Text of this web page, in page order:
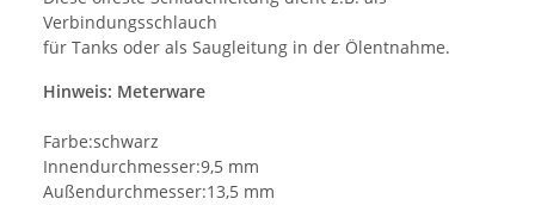
Verbindungsschlauch
für Tanks oder als Saugleitung in der Ölentnahme.
Hinweis: Meterware
Farbe:schwarz
Innendurchmesser:9,5 mm
Außendurchmesser:13,5 mm